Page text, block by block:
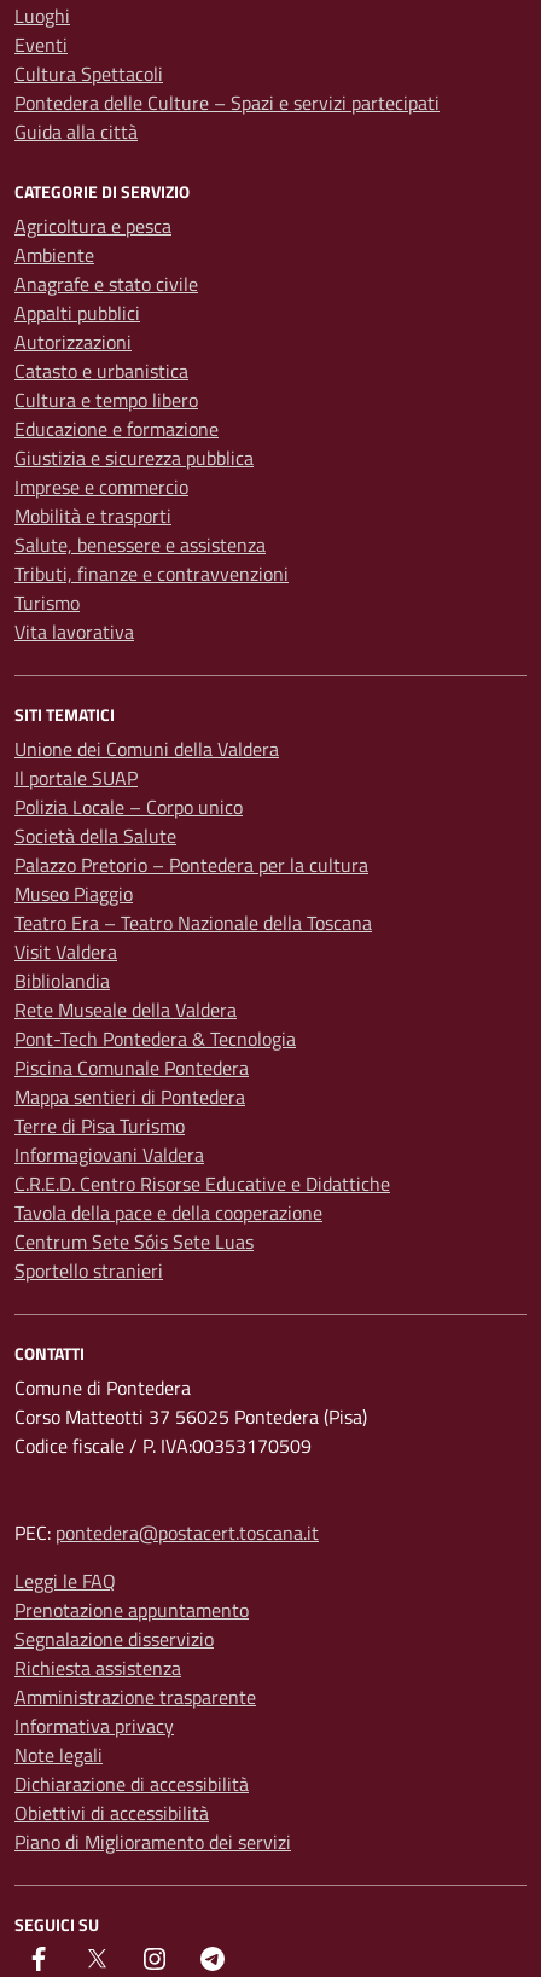
Luoghi
Eventi
Cultura Spettacoli
Pontedera delle Culture – Spazi e servizi partecipati
Guida alla città
CATEGORIE DI SERVIZIO
Agricoltura e pesca
Ambiente
Anagrafe e stato civile
Appalti pubblici
Autorizzazioni
Catasto e urbanistica
Cultura e tempo libero
Educazione e formazione
Giustizia e sicurezza pubblica
Imprese e commercio
Mobilità e trasporti
Salute, benessere e assistenza
Tributi, finanze e contravvenzioni
Turismo
Vita lavorativa
SITI TEMATICI
Unione dei Comuni della Valdera
Il portale SUAP
Polizia Locale – Corpo unico
Società della Salute
Palazzo Pretorio – Pontedera per la cultura
Museo Piaggio
Teatro Era – Teatro Nazionale della Toscana
Visit Valdera
Bibliolandia
Rete Museale della Valdera
Pont-Tech Pontedera & Tecnologia
Piscina Comunale Pontedera
Mappa sentieri di Pontedera
Terre di Pisa Turismo
Informagiovani Valdera
C.R.E.D. Centro Risorse Educative e Didattiche
Tavola della pace e della cooperazione
Centrum Sete Sóis Sete Luas
Sportello stranieri
CONTATTI
Comune di Pontedera
Corso Matteotti 37 56025 Pontedera (Pisa)
Codice fiscale / P. IVA:00353170509
PEC: pontedera@postacert.toscana.it
Leggi le FAQ
Prenotazione appuntamento
Segnalazione disservizio
Richiesta assistenza
Amministrazione trasparente
Informativa privacy
Note legali
Dichiarazione di accessibilità
Obiettivi di accessibilità
Piano di Miglioramento dei servizi
SEGUICI SU
facebook Twitter instagram